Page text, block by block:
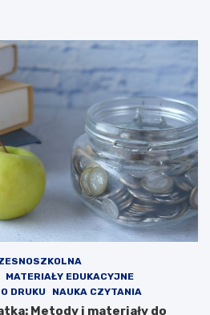
MATERIAŁY EDUKACYJNE
DRUKU
NAUKA CZYTANIA
Metody i materiały do